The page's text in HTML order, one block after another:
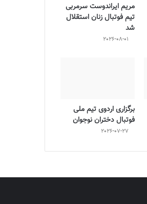
مریم ایراندوست سرمربی
تیم فوتبال زنان استقلال
شد
2026-08-01
برگزاری اردوی تیم ملی
فوتبال دختران نوجوان
2026-07-27